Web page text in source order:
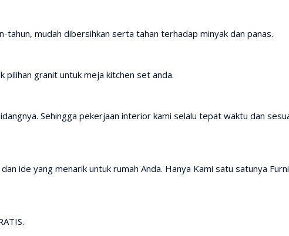
mudah dibersihkan serta tahan terhadap minyak dan panas.
pilihan granit untuk meja kitchen set anda.
Sehingga pekerjaan interior kami selalu tepat waktu dan
ide yang menarik untuk rumah Anda. Hanya Kami satu satunya